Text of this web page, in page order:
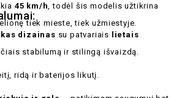
45 km/h , todėl šis modelis užtikrina
tiek mieste, tiek užmiestyje.
dizainas su patvariais
lietais
stabilumą ir stilingą išvaizdą.
ridą ir baterijos likutį.